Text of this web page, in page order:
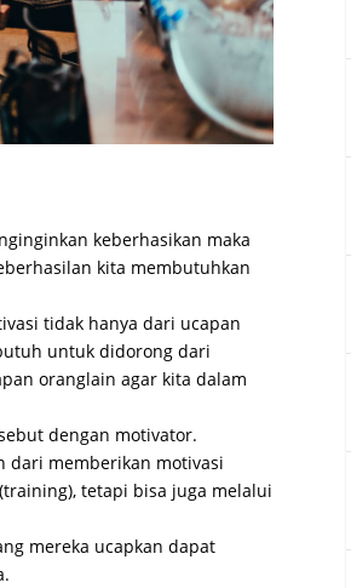
keberhasikan maka
kita membutuhkan
tidak hanya dari ucapan
untuk didorong dari
oranglain agar kita dalam
dengan motivator.
dari memberikan motivasi
tetapi bisa juga melalui
mereka ucapkan dapat